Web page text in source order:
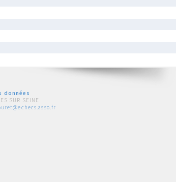
données
SUR SEINE